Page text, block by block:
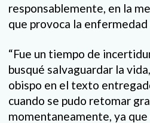
responsablemente, en la
que provoca la enfermedad
“Fue un tiempo de
busqué salvaguardar la
obispo en el texto
cuando se pudo retomar
momentaneamente, ya